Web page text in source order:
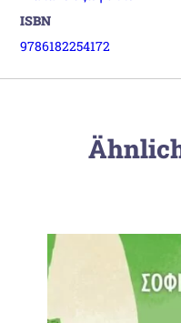
ISBN
9786182254172